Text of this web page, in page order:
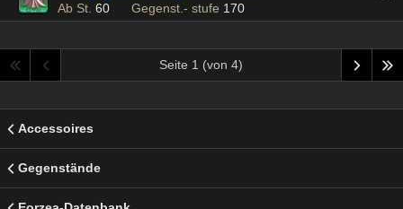
Ab St. 60 Gegenst.- stufe 170
Seite 1 (von 4)
Accessoires
Gegenstände